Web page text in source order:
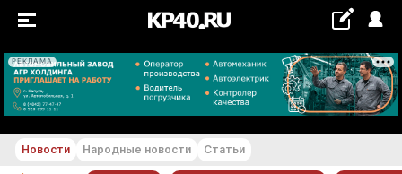
РЕКЛАМА
+23...+24 °С
Новости Народные новости Статьи